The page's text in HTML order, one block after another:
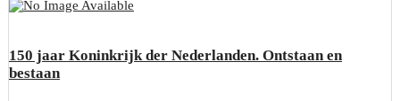
150 jaar Koninkrijk der Nederlanden. Ontstaan en
bestaan